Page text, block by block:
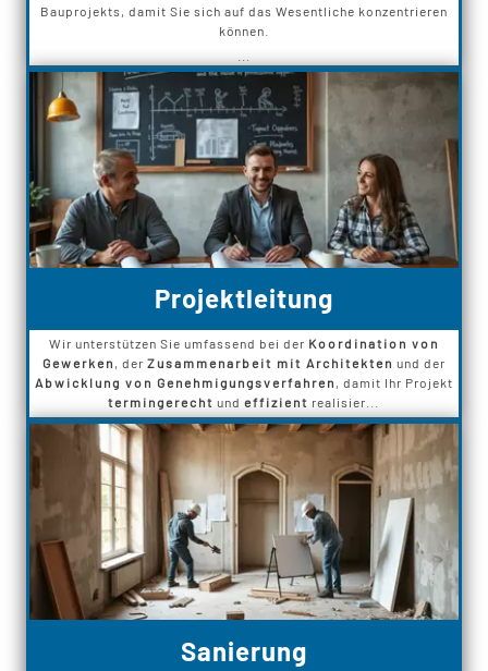
Bauprojekts, damit Sie sich auf das Wesentliche konzentrieren
können.
Projektleitung
Wir unterstützen Sie umfassend bei der Koordination von
Gewerken , der Zusammenarbeit mit Architekten und der
Abwicklung von Genehmigungsverfahren , damit Ihr Projekt
termingerecht undeffizient realisier...
Sanierung